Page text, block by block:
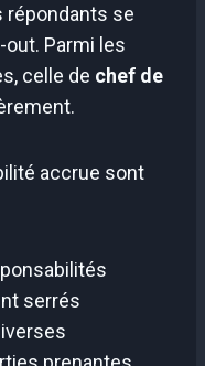
répondants se
Parmi les
celle de chef de
accrue sont
serrés